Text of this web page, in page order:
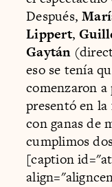
Después,
Lippert,
Gaytán
eso se tenía
comenzaron
presentó en
con ganas de
cumplimos
[caption